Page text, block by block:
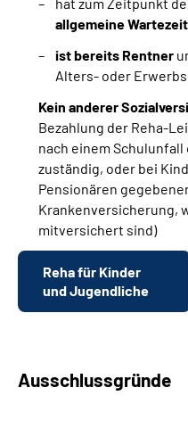
allgemeine
ist bereits Rentner
Alters- oder
Kein anderer
Bezahlung der Reha-
nach einem
zuständig, oder bei
Pensionären
Krankenversicherung,
mitversichert sind)
Reha für Kinder
und Jugendliche
Ausschlussgründe